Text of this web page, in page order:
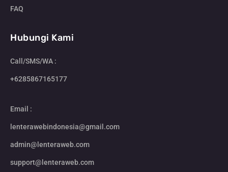
FAQ
Hubungi Kami
Call/SMS/WA :
+6285867165177
Email :
lenterawebindonesia@gmail.com
admin@lenteraweb.com
support@lenteraweb.com